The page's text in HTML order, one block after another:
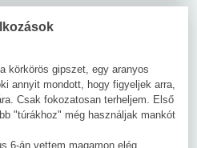
körkörös gipszet, egy aranyos
annyit mondott, hogy figyeljek arra,
Csak fokozatosan terheljem. Első
"túrákhoz" még használjak mankót
6-án vettem magamon elég